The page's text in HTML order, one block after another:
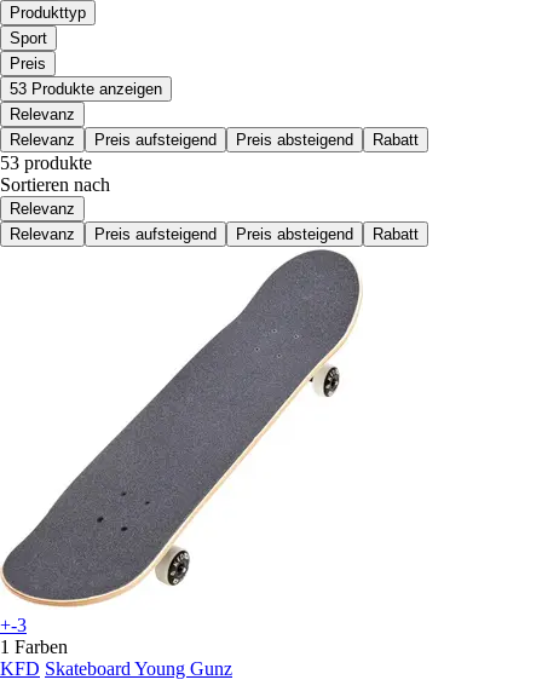
Produkttyp
Sport
Preis
53 Produkte anzeigen
Relevanz
Relevanz
Preis aufsteigend Preis absteigend Rabatt
53 produkte
Sortieren nach
Relevanz
Relevanz
Preis aufsteigend Preis absteigend Rabatt
+-3
1 Farben
KFD Skateboard Young Gunz